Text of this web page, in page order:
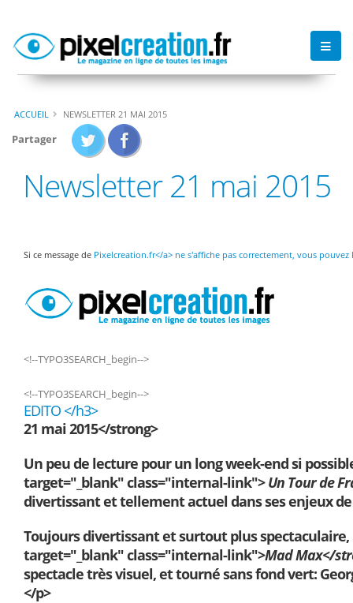
ACCUEIL NEWSLETTER 21 MAI 2015
Partager
Newsletter 21 mai 2015
Si ce message de Pixelcreation.fr</a> ne s'affiche pas correctement, vous
<!--TYPO3SEARCH_begin-->
<!--TYPO3SEARCH_begin-->
EDITO </h3>
21 mai 2015</strong>
Un peu de lecture pour un long week-end si
target="_blank" class="internal-link">Un Tour de
divertissant et tellement actuel dans ses enjeux
Toujours divertissant et surtout plus
target="_blank" class="internal-link">Mad Max</
spectacle très visuel, et tourné sans fond vert:
</p>